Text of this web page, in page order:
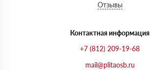
Отзывы
Контактная информация
+7 (812) 209-19-68
mail@plitaosb.ru